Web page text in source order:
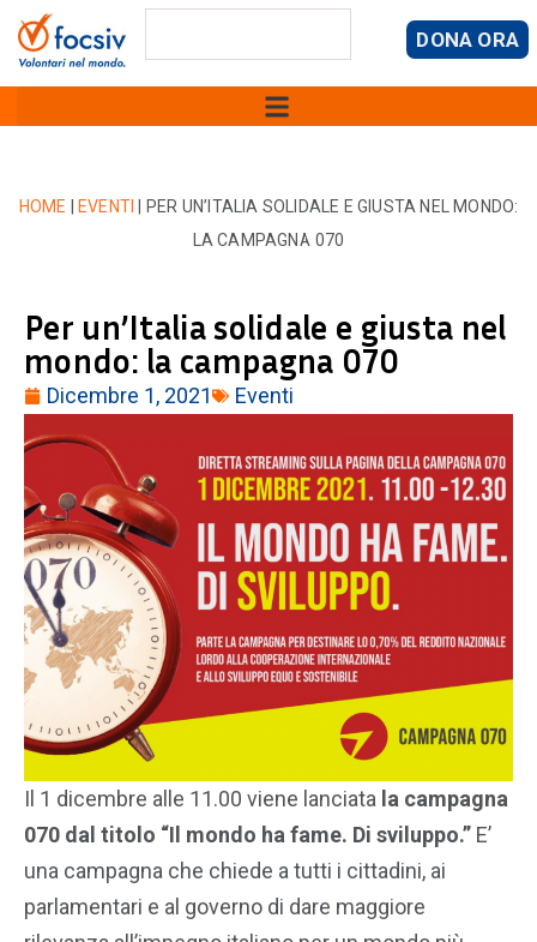
DONA ORA
HOME EVENTI
PER UN’ITALIA SOLIDALE E GIUSTA NEL MONDO:
LA CAMPAGNA 070
Per un’Italia solidale e giusta nel
mondo: la campagna 070
Dicembre 1, 2021 Eventi
Il 1 dicembre alle 11.00 viene lanciata la campagna
070 dal titolo “Il mondo ha fame. Di sviluppo.” E’
una campagna che chiede a tutti i cittadini, ai
parlamentari e al governo di dare maggiore